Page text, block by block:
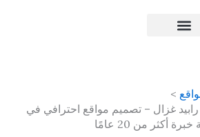
غزال – تصميم مواقع احترافي في
أكثر من 20 عامًا